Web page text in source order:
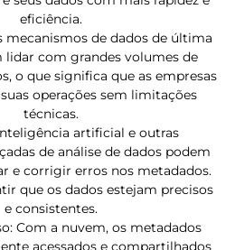
eficiência.
mecanismos de dados de última
lidar com grandes volumes de
o que significa que as empresas
operações sem limitações
técnicas.
artificial e outras
de análise de dados podem
e corrigir erros nos metadados.
que os dados estejam precisos
e consistentes.
Com a nuvem, os metadados
acessados ​​e compartilhados